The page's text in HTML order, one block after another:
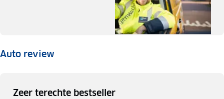
Auto review
Zeer terechte bestseller